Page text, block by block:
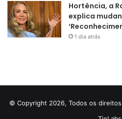
Hortência, a
explica
1 dia atrás
© Copyright 2026, Todos os